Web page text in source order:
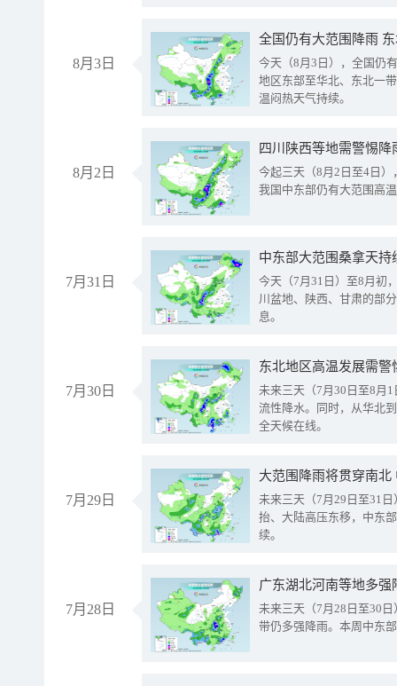
8月3日
全国仍有大范围降雨
今天（8月3日），全国仍
地区东部至华北、东北一
温闷热天气持续。
8月2日
今起三天（8月2日至4日
我国中东部仍有大范围高
7月31日
中东部大范围桑拿天
今天（7月31日）至8月初
川盆地、陕西、甘肃的部
息。
7月30日
东北地区高温发展需
未来三天（7月30日至8月
流性降水。同时，从华北
全天候在线。
7月29日
大范围降雨将贯穿南
未来三天（7月29日至31
抬、大陆高压东移，中东
续。
7月28日
广东湖北河南等地多
未来三天（7月28日至30
带仍多强降雨。本周中东